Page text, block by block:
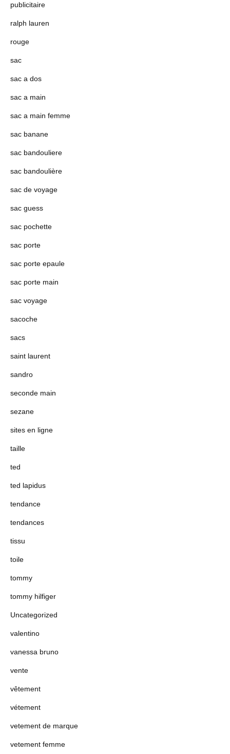
publicitaire
ralph lauren
rouge
sac
sac a dos
sac a main
sac a main femme
sac banane
sac bandouliere
sac bandoulière
sac de voyage
sac guess
sac pochette
sac porte
sac porte epaule
sac porte main
sac voyage
sacoche
sacs
saint laurent
sandro
seconde main
sezane
sites en ligne
taille
ted
ted lapidus
tendance
tendances
tissu
toile
tommy
tommy hilfiger
Uncategorized
valentino
vanessa bruno
vente
vêtement
vétement
vetement de marque
vetement femme